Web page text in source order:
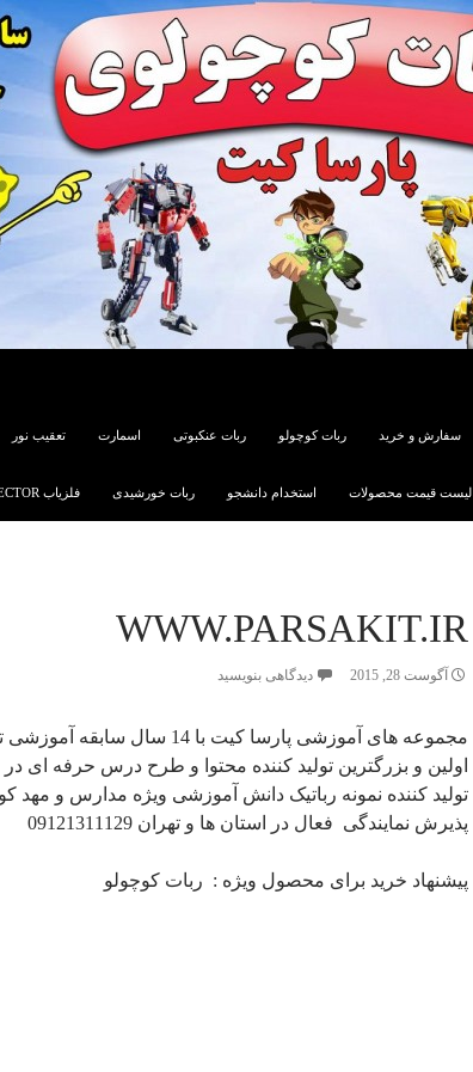
سفارش و خرید ربات کوچولو ربات عنکبوتی اسمارت تعقیب نور
لیست قیمت محصولات استخدام دانشجو ربات خورشیدی فلزیاب METAL DETECTOR
WWW.PARSAKIT.IR
آگوست 28, 2015 دیدگاهی بنویسید
مجموعه های آموزشی پارسا کیت با 14 سال سابقه آموزشی تخصصی
اولین و بزرگترین تولید کننده محتوا و طرح درس حرفه ای در
تولید کننده نمونه رباتیک دانش آموزشی ویژه مدارس و مهد
پذیرش نمایندگی فعال در استان ها و تهران 09121311129
پیشنهاد خرید برای محصول ویژه : ربات کوچولو